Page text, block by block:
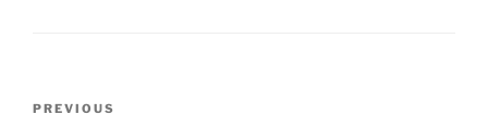
Previous
PREVIOUS